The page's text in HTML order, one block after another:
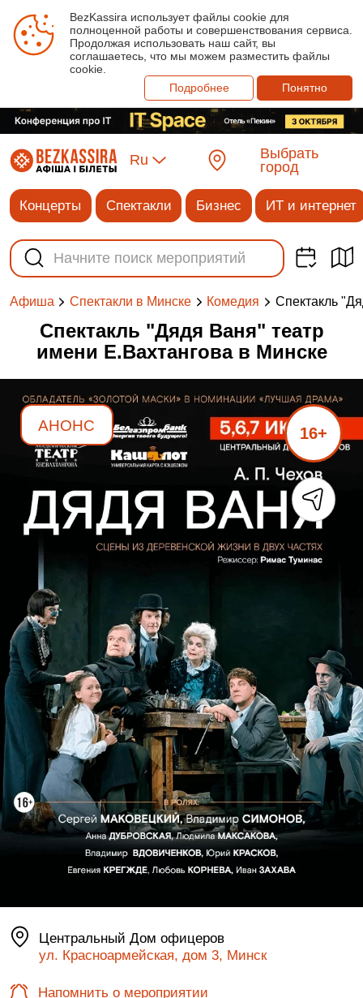
BezKassira использует файлы cookie для
полноценной работы и совершенствования сервиса.
Продолжая использовать наш сайт, вы
соглашаетесь, что мы можем разместить файлы
cookie.
Подробнее
Понятно
Ru
Выбрать
город
Концерты Спектакли Бизнес ИТ и интернет
Афиша Спектакли в Минске Комедия Спектакль
Спектакль "Дядя Ваня" театр
имени Е.Вахтангова в Минске
АНОНС 16+
Центральный Дом офицеров
ул. Красноармейская, дом 3, Минск
Напомнить о мероприятии